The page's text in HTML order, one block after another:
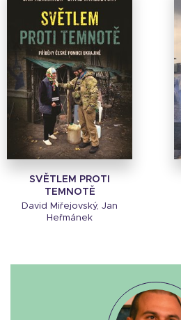
SVĚTLEM PROTI
TEMNOTĚ
David Miřejovský, Jan
Heřmánek